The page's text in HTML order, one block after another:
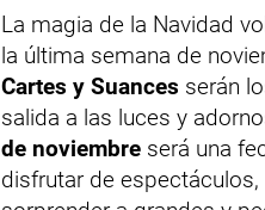
La magia de la Navidad
la última semana de
Cartes y Suances serán
salida a las luces y
de noviembre será una
disfrutar de